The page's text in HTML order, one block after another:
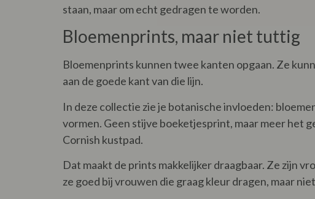
staan, maar om echt gedragen te worden.
Bloemenprints, maar niet tuttig
Bloemenprints kunnen twee kanten opgaan. Ze
aan de goede kant van die lijn.
In deze collectie zie je botanische invloeden:
vormen. Geen stijve boeketjesprint, maar meer het
Cornish kustpad.
Dat maakt de prints makkelijker draagbaar. Ze zijn
ze goed bij vrouwen die graag kleur dragen, maar